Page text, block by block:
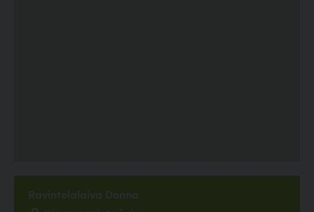
Ravintolalaiva Donna